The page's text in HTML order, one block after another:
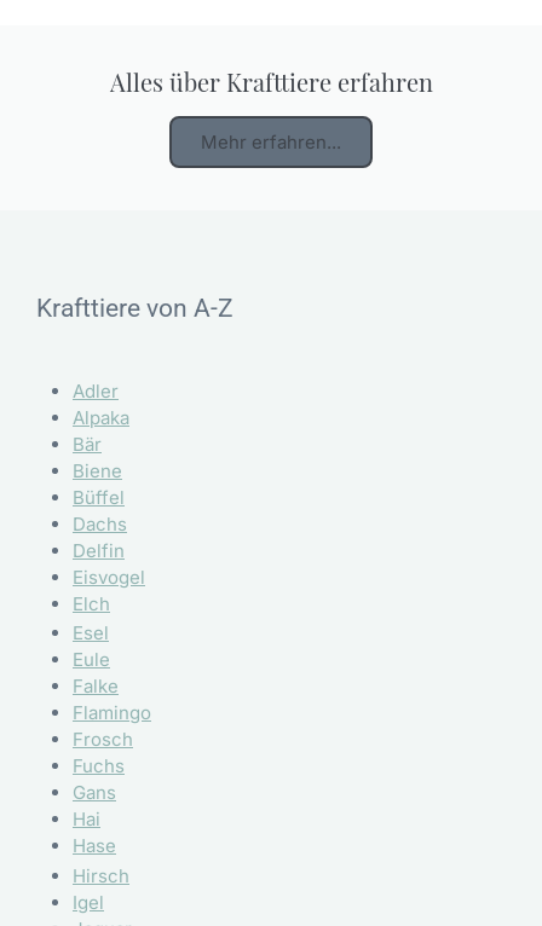
Alles über Krafttiere erfahren
Mehr erfahren...
Krafttiere von A-Z
Adler
Alpaka
Bär
Biene
Büffel
Dachs
Delfin
Eisvogel
Elch
Esel
Eule
Falke
Flamingo
Frosch
Fuchs
Gans
Hai
Hase
Hirsch
Igel